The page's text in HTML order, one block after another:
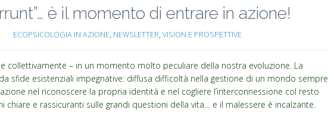
è il momento di entrare in azione!
ECOPSICOLOGIA IN AZIONE, NEWSLETTER, VISION E PROSPETTIVE
collettivamente – in un momento molto peculiare della nostra evoluzione. La
sfide esistenziali impegnative: diffusa difficoltà nella gestione di un mondo sempre
nel riconoscere la propria identità e nel cogliere l’interconnessione col resto
chiare e rassicuranti sulle grandi questioni della vita… e il malessere è incalzante.